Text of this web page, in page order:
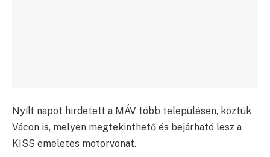
Nyílt napot hirdetett a MÁV több településen, köztük
Vácon is, melyen megtekinthető és bejárható lesz a
KISS emeletes motorvonat.